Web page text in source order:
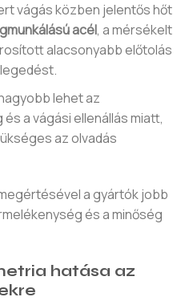
vágás közben jelentős hőt
acél, a mérsékelt
alacsonyabb előtolás
lehet az
a vágási ellenállás miatt,
az olvadás
a gyártók jobb
és a minőség
hatása az